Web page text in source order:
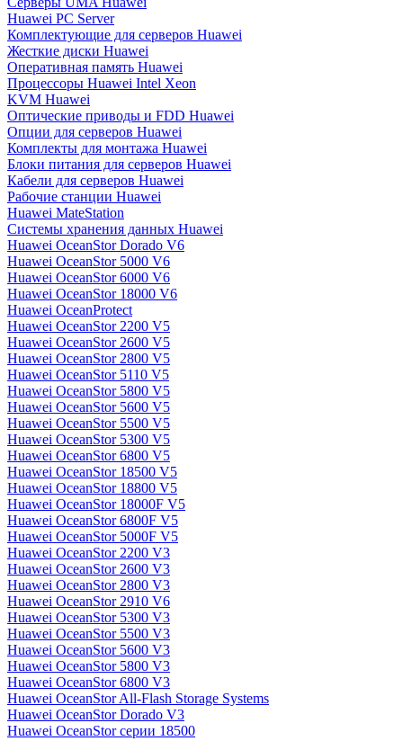
Huawei PC Server
Комплектующие для серверов Huawei
Жесткие диски Huawei
Оперативная память Huawei
Процессоры Huawei Intel Xeon
KVM Huawei
Оптические приводы и FDD Huawei
Опции для серверов Huawei
Комплекты для монтажа Huawei
Блоки питания для серверов Huawei
Кабели для серверов Huawei
Рабочие станции Huawei
Huawei MateStation
Системы хранения данных Huawei
Huawei OceanStor Dorado V6
Huawei OceanStor 5000 V6
Huawei OceanStor 6000 V6
Huawei OceanStor 18000 V6
Huawei OceanProtect
Huawei OceanStor 2200 V5
Huawei OceanStor 2600 V5
Huawei OceanStor 2800 V5
Huawei OceanStor 5110 V5
Huawei OceanStor 5800 V5
Huawei OceanStor 5600 V5
Huawei OceanStor 5500 V5
Huawei OceanStor 5300 V5
Huawei OceanStor 6800 V5
Huawei OceanStor 18500 V5
Huawei OceanStor 18800 V5
Huawei OceanStor 18000F V5
Huawei OceanStor 6800F V5
Huawei OceanStor 5000F V5
Huawei OceanStor 2200 V3
Huawei OceanStor 2600 V3
Huawei OceanStor 2800 V3
Huawei OceanStor 2910 V6
Huawei OceanStor 5300 V3
Huawei OceanStor 5500 V3
Huawei OceanStor 5600 V3
Huawei OceanStor 5800 V3
Huawei OceanStor 6800 V3
Huawei OceanStor All-Flash Storage Systems
Huawei OceanStor Dorado V3
Huawei OceanStor серии 18500